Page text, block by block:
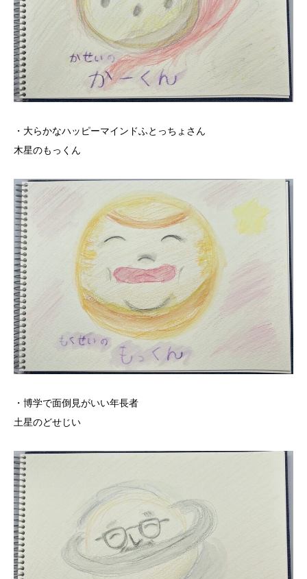
・大らかなハッピーマインドふとっちょさん
木星のもっくん
・博学で面倒見がいい年長者
土星のどせじい